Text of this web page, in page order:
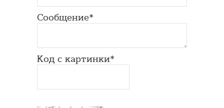
Сообщение*
Код с картинки*